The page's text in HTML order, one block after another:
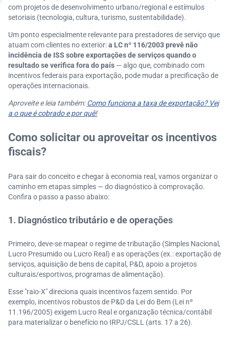
com projetos de desenvolvimento urbano/regional e estímulos
setoriais (tecnologia, cultura, turismo, sustentabilidade).
Um ponto especialmente relevante para prestadores de serviço que
atuam com clientes no exterior:a LC nº 116/2003 prevê não
incidência de ISS sobre exportações de serviços quando o
resultado se verifica fora do país — algo que, combinado com
incentivos federais para exportação, pode mudar a precificação de
operações internacionais.
Aproveite e leia também:Como funciona a taxa de exportação? Vej
a o que é cobrado e por quê!
Como solicitar ou aproveitar os incentivos
fiscais?
Para sair do conceito e chegar à economia real, vamos organizar o
caminho em etapas simples — do diagnóstico à comprovação.
Confira o passo a passo abaixo:
1. Diagnóstico tributário e de operações
Primeiro, deve-se mapear o regime de tributação (Simples Nacional,
Lucro Presumido ou Lucro Real) e as operações (ex.: exportação de
serviços, aquisição de bens de capital, P&D, apoio a projetos
culturais/esportivos, programas de alimentação).
Esse "raio-X" direciona quais incentivos fazem sentido. Por
exemplo, incentivos robustos de P&D da Lei do Bem (Lei nº
11.196/2005) exigem Lucro Real e organização técnica/contábil
para materializar o benefício no IRPJ/CSLL (arts. 17 a 26).